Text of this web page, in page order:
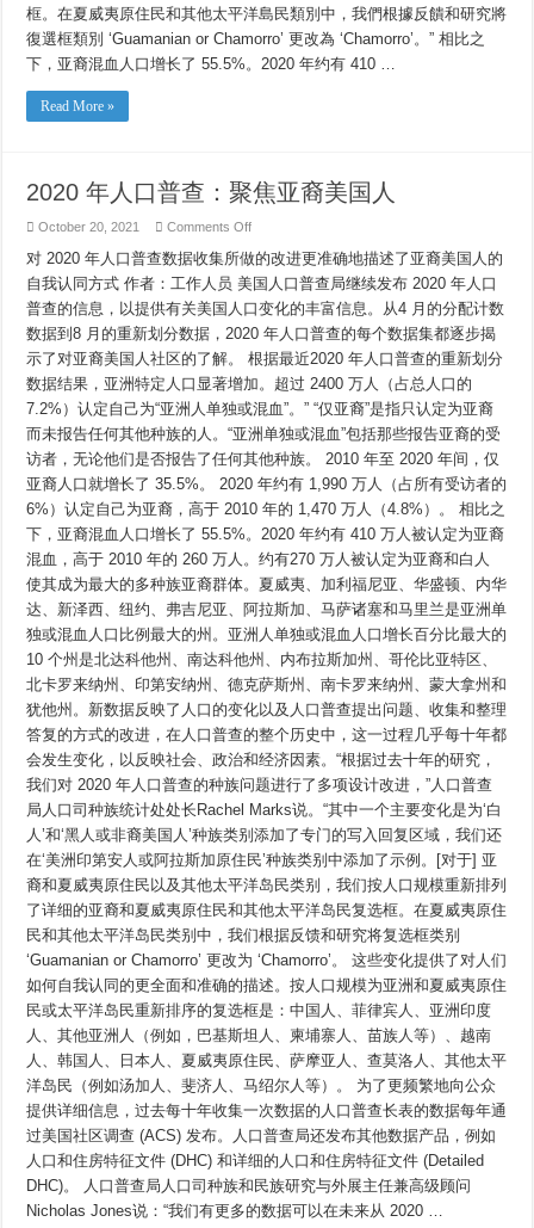
框。在夏威夷原住民和其他太平洋島民類別中，我們根據反饋和研究將
復選框類別 ‘Guamanian or Chamorro’ 更改為 ‘Chamorro’。” 相比之
下，亚裔混血人口增长了 55.5%。2020 年约有 410 …
Read More »
2020 年人口普查：聚焦亚裔美国人
October 20, 2021 Comments Offon
年
人
口
普
查：
焦
亚
美
国
人
对 2020 年人口普查数据收集所做的改进更准确地描述了亚裔美国人的
自我认同方式 作者：工作人员 美国人口普查局继续发布 2020 年人口
普查的信息，以提供有关美国人口变化的丰富信息。从4 月的分配计数
数据到8 月的重新划分数据，2020 年人口普查的每个数据集都逐步揭
示了对亚裔美国人社区的了解。 根据最近2020 年人口普查的重新划分
数据结果，亚洲特定人口显著增加。超过 2400 万人（占总人口的
7.2%）认定自己为“亚洲人单独或混血”。” “仅亚裔”是指只认定为亚裔
而未报告任何其他种族的人。“亚洲单独或混血”包括那些报告亚裔的受
访者，无论他们是否报告了任何其他种族。 2010 年至 2020 年间，仅
亚裔人口就增长了 35.5%。 2020 年约有 1,990 万人（占所有受访者的
6%）认定自己为亚裔，高于 2010 年的 1,470 万人（4.8%）。 相比之
下，亚裔混血人口增长了 55.5%。2020 年约有 410 万人被认定为亚裔
混血，高于 2010 年的 260 万人。约有270 万人被认定为亚裔和白人
使其成为最大的多种族亚裔群体。夏威夷、加利福尼亚、华盛顿、内华
达、新泽西、纽约、弗吉尼亚、阿拉斯加、马萨诸塞和马里兰是亚洲单
独或混血人口比例最大的州。亚洲人单独或混血人口增长百分比最大的
10 个州是北达科他州、南达科他州、内布拉斯加州、哥伦比亚特区、
北卡罗来纳州、印第安纳州、德克萨斯州、南卡罗来纳州、蒙大拿州和
犹他州。新数据反映了人口的变化以及人口普查提出问题、收集和整理
答复的方式的改进，在人口普查的整个历史中，这一过程几乎每十年都
会发生变化，以反映社会、政治和经济因素。“根据过去十年的研究，
我们对 2020 年人口普查的种族问题进行了多项设计改进，”人口普查
局人口司种族统计处处长Rachel Marks说。“其中一个主要变化是为‘白
人’和‘黑人或非裔美国人’种族类别添加了专门的写入回复区域，我们还
在‘美洲印第安人或阿拉斯加原住民’种族类别中添加了示例。[对于] 亚
裔和夏威夷原住民以及其他太平洋岛民类别，我们按人口规模重新排列
了详细的亚裔和夏威夷原住民和其他太平洋岛民复选框。在夏威夷原住
民和其他太平洋岛民类别中，我们根据反馈和研究将复选框类别
‘Guamanian or Chamorro’ 更改为 ‘Chamorro’。 这些变化提供了对人们
如何自我认同的更全面和准确的描述。按人口规模为亚洲和夏威夷原住
民或太平洋岛民重新排序的复选框是：中国人、菲律宾人、亚洲印度
人、其他亚洲人（例如，巴基斯坦人、柬埔寨人、苗族人等）、越南
人、韩国人、日本人、夏威夷原住民、萨摩亚人、查莫洛人、其他太平
洋岛民（例如汤加人、斐济人、马绍尔人等）。 为了更频繁地向公众
提供详细信息，过去每十年收集一次数据的人口普查长表的数据每年通
过美国社区调查 (ACS) 发布。人口普查局还发布其他数据产品，例如
人口和住房特征文件 (DHC) 和详细的人口和住房特征文件 (Detailed
DHC)。 人口普查局人口司种族和民族研究与外展主任兼高级顾问
Nicholas Jones说：“我们有更多的数据可以在未来从 2020 …